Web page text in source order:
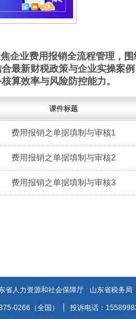
企业费用报销全流程管理，
最新财税政策与企业实操案
算效率与风险防控能力。
课件标题
费用报销之单据填制与审核1
费用报销之单据填制与审核2
费用报销之单据填制与审核3
省人力资源和社会保障厅 山东省税务局
0266（全国） 投诉电话：